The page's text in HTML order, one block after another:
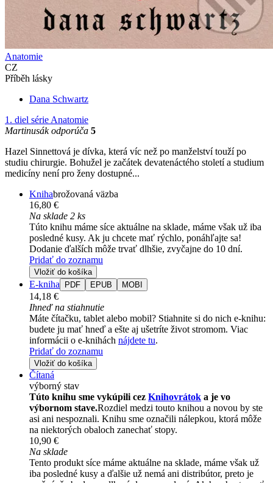
Anatomie
CZ
Příběh lásky
Dana Schwartz
1. diel série Anatomie
Martinusák odporúča 5
Hazel Sinnettová je dívka, která víc než po manželství touží po
studiu chirurgie. Bohužel je začátek devatenáctého století a studium
medicíny není pro ženy dostupné...
Knihabrožovaná väzba
16,80 €
Na sklade 2 ks
Túto knihu máme síce aktuálne na sklade, máme však už iba
posledné kusy. Ak ju chcete mať rýchlo, ponáhľajte sa!
Dodanie ďalších môže trvať dlhšie, zvyčajne do 10 dní.
Pridať do zoznamu
Vložiť do košíka
E-kniha PDF EPUB MOBI
14,18 €
Ihneď na stiahnutie
Máte čítačku, tablet alebo mobil? Stiahnite si do nich e-knihu:
budete ju mať hneď a ešte aj ušetríte život stromom. Viac
informácii o e-knihách nájdete tu.
Pridať do zoznamu
Vložiť do košíka
Čítaná
výborný stav
Túto knihu sme vykúpili cez Knihovrátok a je vo
výbornom stave.Rozdiel medzi touto knihou a novou by ste
asi ani nespoznali. Knihu sme označili nálepkou, ktorá môže
na niektorých obaloch zanechať stopy.
10,90 €
Na sklade
Tento produkt síce máme aktuálne na sklade, máme však už
iba posledné kusy a ďalšie už nemá ani distribútor, preto je